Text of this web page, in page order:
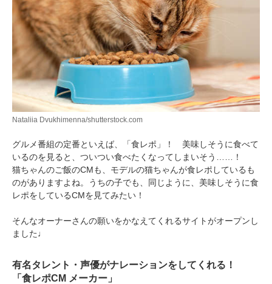
Nataliia Dvukhimenna/shutterstock.com
グルメ番組の定番といえば、「食レポ」！ 美味しそうに食べて
いるのを見ると、ついつい食べたくなってしまいそう……！
猫ちゃんのご飯のCMも、モデルの猫ちゃんが食レポしているも
のがありますよね。うちの子でも、同じように、美味しそうに食
レポをしているCMを見てみたい！
そんなオーナーさんの願いをかなえてくれるサイトがオープンし
ました♩
有名タレント・声優がナレーションをしてくれる！
「食レポCM メーカー」